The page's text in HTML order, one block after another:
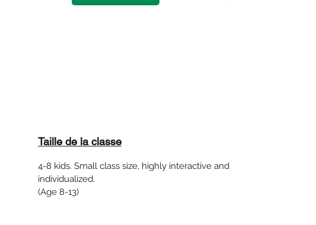
Taille de la classe
4-8 kids. Small class size, highly interactive and
individualized.
(Age 8-13)